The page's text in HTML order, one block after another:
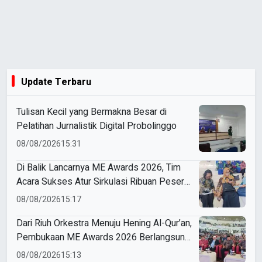
Update Terbaru
Tulisan Kecil yang Bermakna Besar di
Pelatihan Jurnalistik Digital Probolinggo
08/08/202615:31
Di Balik Lancarnya ME Awards 2026, Tim
Acara Sukses Atur Sirkulasi Ribuan Peserta
di Dome UMM
08/08/202615:17
Dari Riuh Orkestra Menuju Hening Al-Qur’an,
Pembukaan ME Awards 2026 Berlangsung
Khidmat
08/08/202615:13